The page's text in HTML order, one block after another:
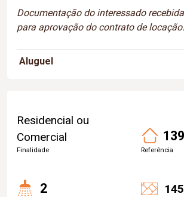
Documentação do interessado
para aprovação do contrato de locação.
Aluguel
Residencial ou
Comercial
Finalidade Referência
2